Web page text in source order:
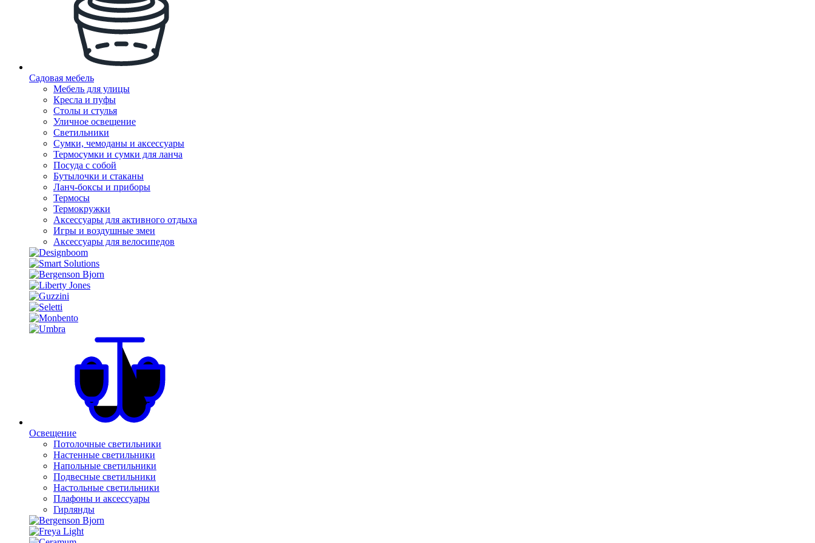
Садовая мебель
Мебель для улицы
Кресла и пуфы
Столы и стулья
Уличное освещение
Светильники
Сумки, чемоданы и аксессуары
Термосумки и сумки для ланча
Посуда с собой
Бутылочки и стаканы
Ланч-боксы и приборы
Термосы
Термокружки
Аксессуары для активного отдыха
Игры и воздушные змеи
Аксессуары для велосипедов
Освещение
Потолочные светильники
Настенные светильники
Напольные светильники
Подвесные светильники
Настольные светильники
Плафоны и аксессуары
Гирлянды